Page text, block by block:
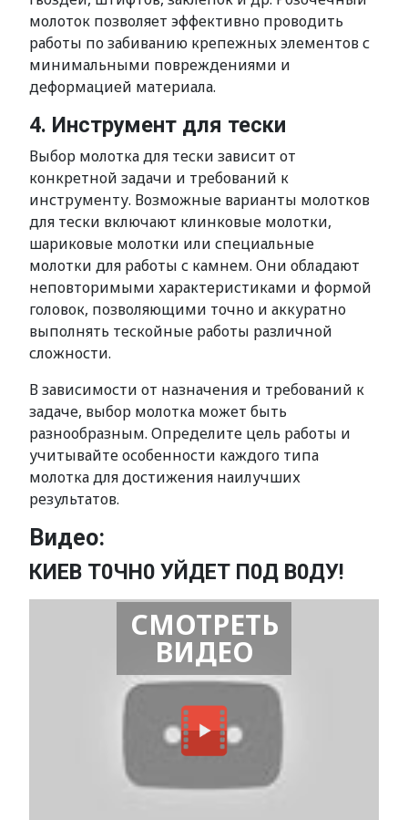
молоток позволяет эффективно проводить
работы по забиванию крепежных элементов с
минимальными повреждениями и
деформацией материала.
4. Инструмент для тески
Выбор молотка для тески зависит от
конкретной задачи и требований к
инструменту. Возможные варианты молотков
для тески включают клинковые молотки,
шариковые молотки или специальные
молотки для работы с камнем. Они обладают
неповторимыми характеристиками и формой
головок, позволяющими точно и аккуратно
выполнять тескойные работы различной
сложности.
В зависимости от назначения и требований к
задаче, выбор молотка может быть
разнообразным. Определите цель работы и
учитывайте особенности каждого типа
молотка для достижения наилучших
результатов.
Видео:
КИЕВ Т0ЧН0 УЙДЕТ П0Д В0ДУ!
СМОТРЕТЬ
ВИДЕО